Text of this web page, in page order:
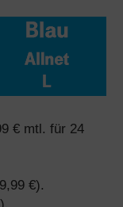
€ mtl. für 24
€).